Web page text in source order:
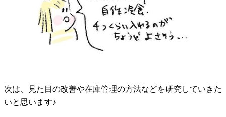
次は、見た目の改善や在庫管理の方法などを研究していきた
いと思います♪